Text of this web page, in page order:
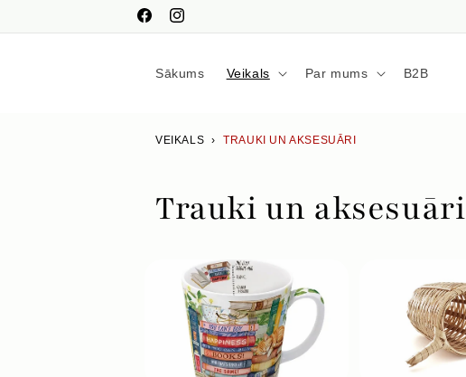
saturu
FacebookInstagram
Sākums Veikals Par mums B2B
VEIKALS › TRAUKI UN AKSESUĀRI
Trauki un aksesuāri